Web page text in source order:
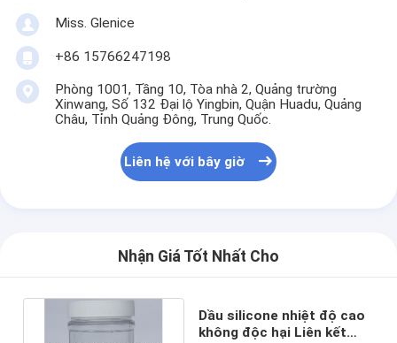
Miss. Glenice
+86 15766247198
Phòng 1001, Tầng 10, Tòa nhà 2, Quảng trường
Xinwang, Số 132 Đại lộ Yingbin, Quận Huadu, Quảng
Châu, Tỉnh Quảng Đông, Trung Quốc.
Liên hệ với bây giờ
Nhận Giá Tốt Nhất Cho
Dầu silicone nhiệt độ cao
không độc hại Liên kết